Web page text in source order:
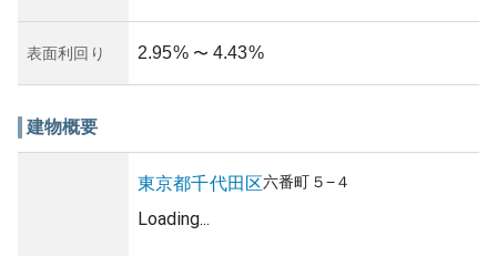
表面利回り 2.95% 〜 4.43%
建物概要
東京都千代田区六番町 ５−４
Loading...